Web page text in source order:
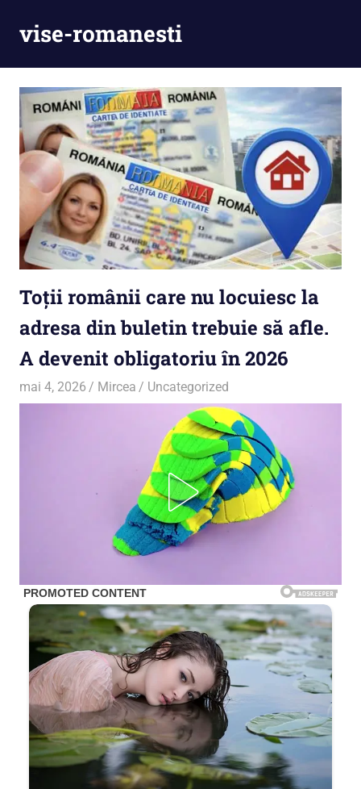
vise-romanesti
Toții românii care nu locuiesc la
adresa din buletin trebuie să afle.
A devenit obligatoriu în 2026
mai 4, 2026 Mircea Uncategorized